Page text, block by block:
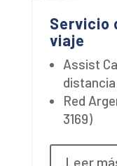
Servicio
viaje
Assist
distancia
Red
3169)
Leer